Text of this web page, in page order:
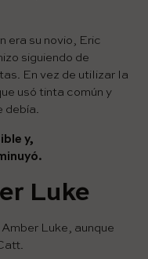
era su novio, Eric
siguiendo de
En vez de utilizar la
usó tinta común y
debía.
y,
Luke
Luke, aunque